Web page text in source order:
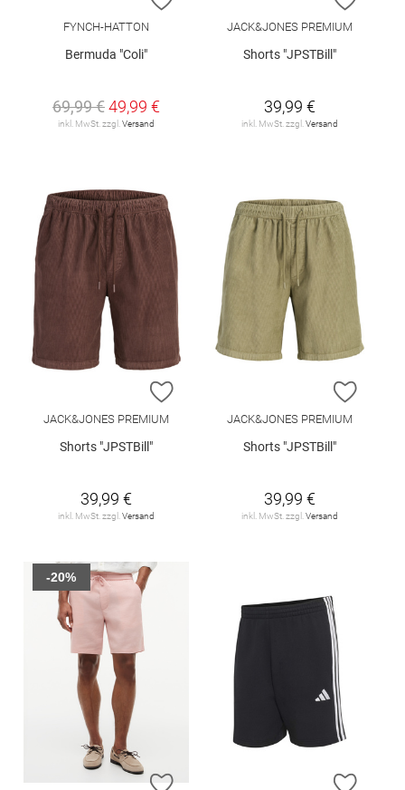
FYNCH-HATTON
Bermuda "Coli"
69,99 €49,99 €
inkl. MwSt. zzgl. Versand
JACK&JONES PREMIUM
Shorts "JPSTBill"
39,99 €
inkl. MwSt. zzgl. Versand
ZUR WUNSCHLISTE HINZUFÜGEN
JACK&JONES PREMIUM
Shorts "JPSTBill"
39,99 €
inkl. MwSt. zzgl. Versand
ZUR
JACK&JONES PREMIUM
Shorts "JPSTBill"
39,99 €
inkl. MwSt. zzgl. Versand
ZUR WUNSCHLISTE HINZUFÜGEN
-20%
ZUR